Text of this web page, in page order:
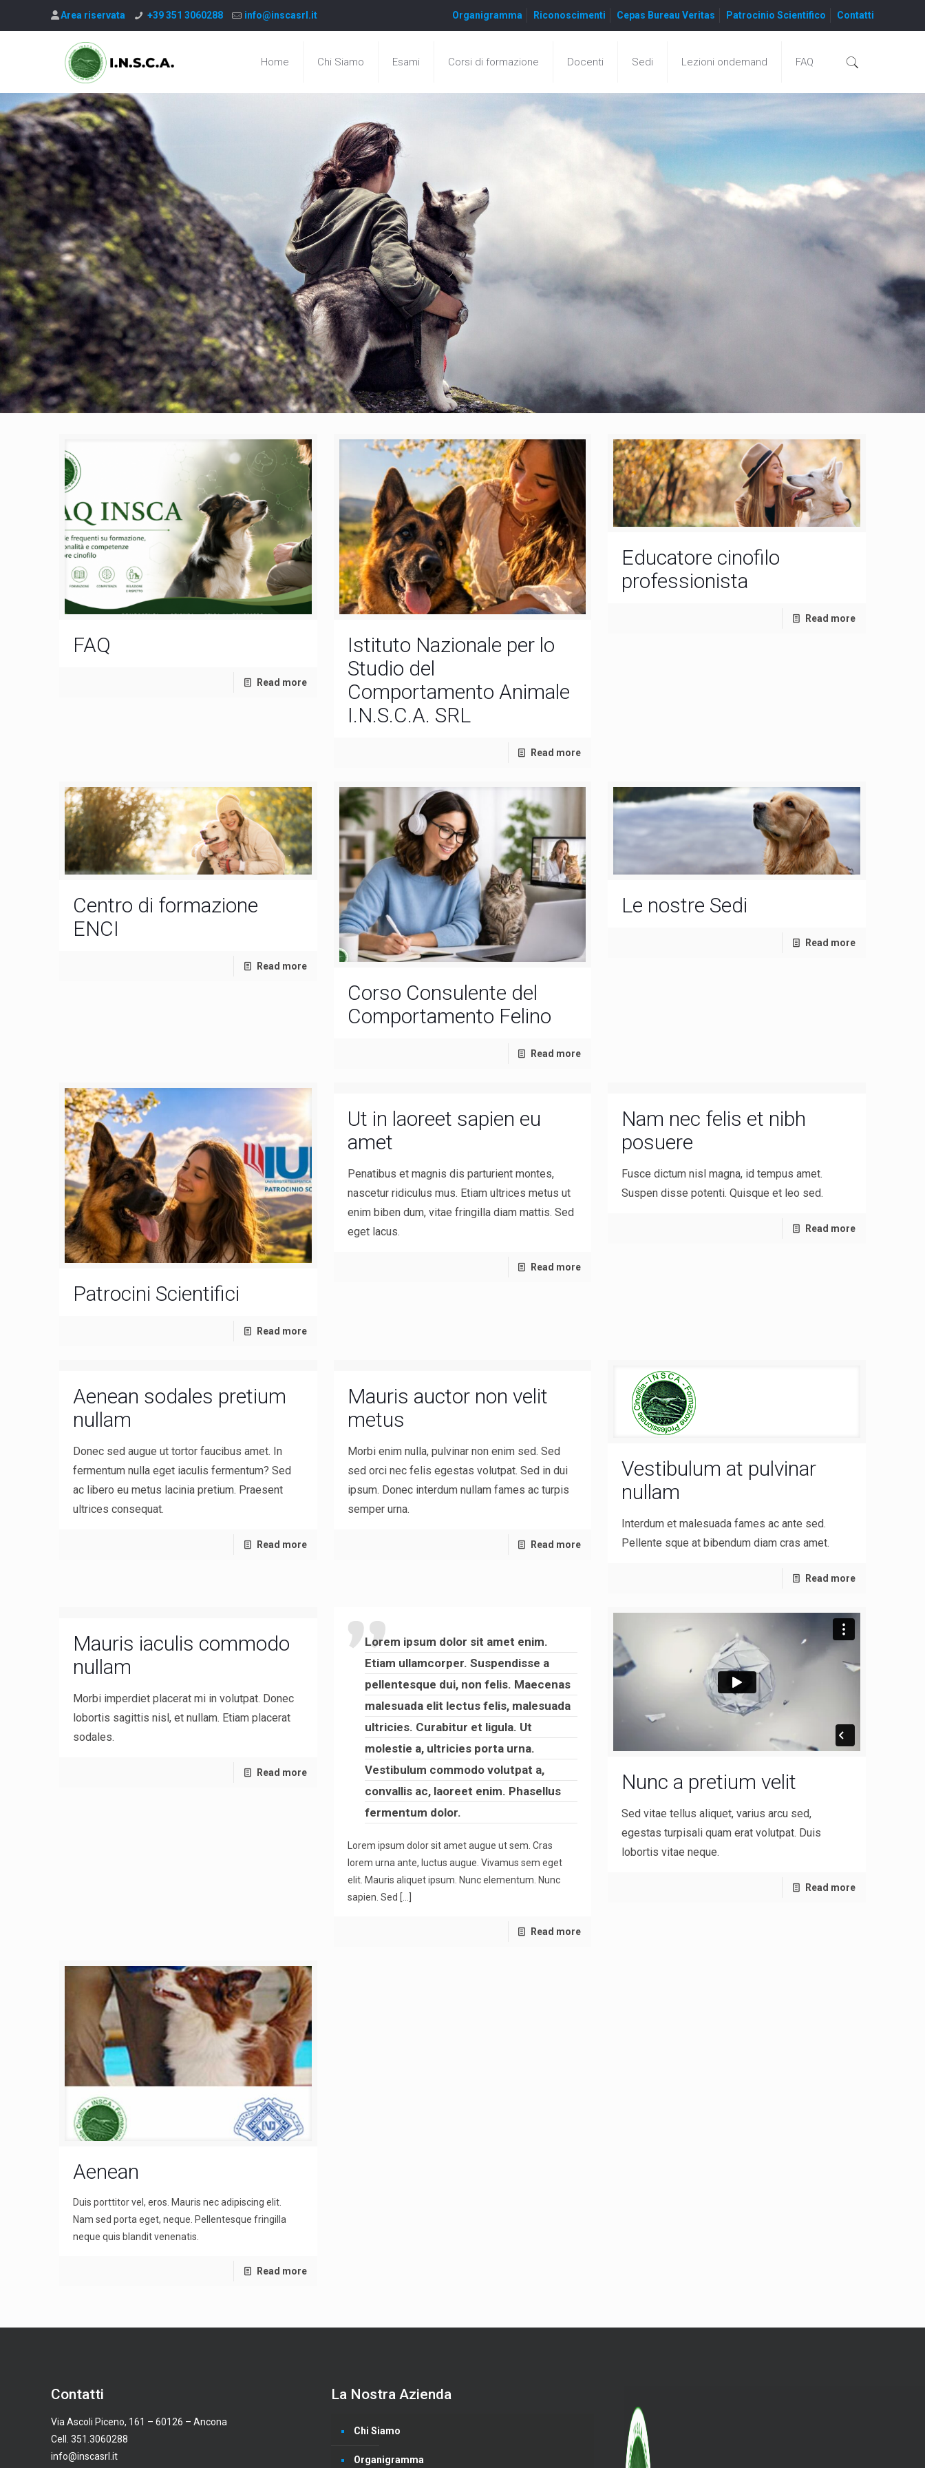
Area riservata +39 351 3060288 info@inscasrl.it Organigramma Riconoscimenti Cepas Bureau Veritas Patrocinio Scientifico Contatti
Home Chi Siamo Esami Corsi di formazione Docenti Sedi Lezioni ondemand FAQ
FAQ
Read more
Istituto Nazionale per lo
Studio del
Comportamento Animale
I.N.S.C.A. SRL
Read more
Educatore cinofilo
professionista
Read more
Centro di formazione
ENCI
Read more
Corso Consulente del
Comportamento Felino
Read more
Le nostre Sedi
Read more
Patrocini Scientifici
Read more
Ut in laoreet sapien eu
amet
Penatibus et magnis dis parturient montes,
nascetur ridiculus mus. Etiam ultrices metus ut
enim biben dum, vitae fringilla diam mattis. Sed
eget lacus.
Read more
Nam nec felis et nibh
posuere
Fusce dictum nisl magna, id tempus amet.
Suspen disse potenti. Quisque et leo sed.
Read more
Aenean sodales pretium
nullam
Donec sed augue ut tortor faucibus amet. In
fermentum nulla eget iaculis fermentum? Sed
ac libero eu metus lacinia pretium. Praesent
ultrices consequat.
Read more
Mauris auctor non velit
metus
Morbi enim nulla, pulvinar non enim sed. Sed
sed orci nec felis egestas volutpat. Sed in dui
ipsum. Donec interdum nullam fames ac turpis
semper urna.
Read more
Vestibulum at pulvinar
nullam
Interdum et malesuada fames ac ante sed.
Pellente sque at bibendum diam cras amet.
Read more
Mauris iaculis commodo
nullam
Morbi imperdiet placerat mi in volutpat. Donec
lobortis sagittis nisl, et nullam. Etiam placerat
sodales.
Read more
Lorem ipsum dolor sit amet enim.
Etiam ullamcorper. Suspendisse a
pellentesque dui, non felis. Maecenas
malesuada elit lectus felis, malesuada
ultricies. Curabitur et ligula. Ut
molestie a, ultricies porta urna.
Vestibulum commodo volutpat a,
convallis ac, laoreet enim. Phasellus
fermentum dolor.
Lorem ipsum dolor sit amet augue ut sem. Cras
lorem urna ante, luctus augue. Vivamus sem eget
elit. Mauris aliquet ipsum. Nunc elementum. Nunc
sapien. Sed […]
Read more
Nunc a pretium velit
Sed vitae tellus aliquet, varius arcu sed,
egestas turpisali quam erat volutpat. Duis
lobortis vitae neque.
Read more
Aenean
Duis porttitor vel, eros. Mauris nec adipiscing elit.
Nam sed porta eget, neque. Pellentesque fringilla
neque quis blandit venenatis.
Read more
Contatti
Via Ascoli Piceno, 161 – 60126 – Ancona
Cell. 351.3060288
info@inscasrl.it
La Nostra Azienda
Chi Siamo
Organigramma